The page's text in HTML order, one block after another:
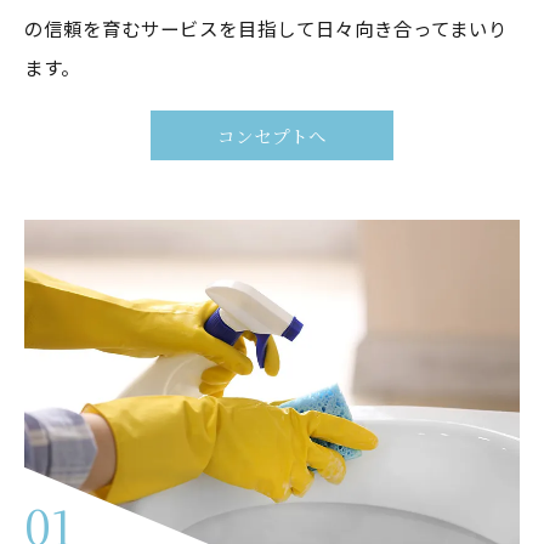
の信頼を育むサービスを目指して日々向き合ってまいり
ます。
コンセプトへ
01